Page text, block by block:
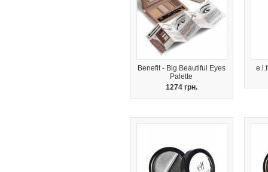
Benefit - Big Beautiful Eyes
Palette
1274 грн.